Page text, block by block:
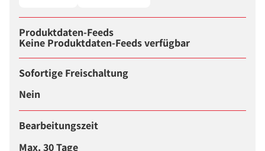
Produktdaten-Feeds
Keine Produktdaten-Feeds verfügbar
Sofortige Freischaltung
Nein
Bearbeitungszeit
Max. 30 Tage